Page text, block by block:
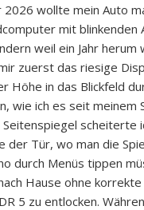
wollte mein Auto
mit
weil ein Jahr herum
zuerst das riesige
Höhe in das Blickfeld
wie ich es seit meinem
scheiterte
der Tür, wo man die
durch Menüs tippen
Hause ohne
5 zu entlocken.